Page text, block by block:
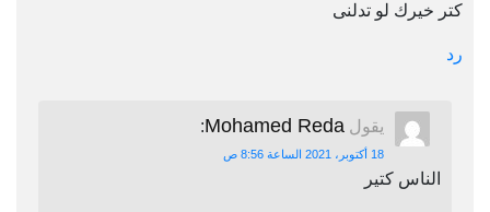
كتر خيرك لو تدلنى
رد
يقول Mohamed Reda
:
18 أكتوبر، 2021 الساعة 8:56 ص
الناس كتير